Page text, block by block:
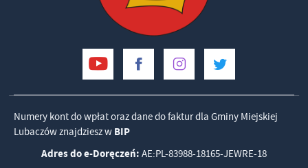
Numery kont do wpłat oraz dane do faktur dla Gminy Miejskiej
Lubaczów znajdziesz w BIP
Adres do e-Doręczeń: AE:PL-83988-18165-JEWRE-18